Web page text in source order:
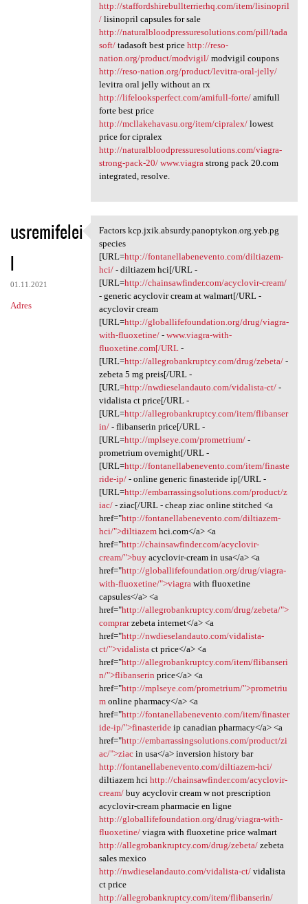
http://staffordshirebullterrierhq.com/item/lisinopril
/lisinopril capsules for sale
http://naturalbloodpressuresolutions.com/pill/tada
soft/tadasoft best price http://reso-
nation.org/product/modvigil/modvigil coupons
http://reso-nation.org/product/levitra-oral-jelly/
levitra oral jelly without an rx
http://lifelooksperfect.com/amifull-forte/amifull
forte best price
http://mcllakehavasu.org/item/cipralex/lowest
price for cipralex
http://naturalbloodpressuresolutions.com/viagra-
strong-pack-20/ www.viagrastrong pack 20.com
integrated, resolve.
usremifelei
l
01.11.2021
Adres
Factors kcp.jxik.absurdy
Factors kcp.jxik.absurdy.panoptykon.org.yeb.pg
species
[URL=http://fontanellabenevento.com/diltiazem-
hci/- diltiazem hci[/URL -
[URL=http://chainsawfinder.com/acyclovir-cream/
- generic acyclovir cream at walmart[/URL -
acyclovir cream
[URL=http://globallifefoundation.org/drug/viagra-
with-fluoxetine/- www.viagra-with-
fluoxetine.com[/URL-
[URL=http://allegrobankruptcy.com/drug/zebeta/-
zebeta 5 mg preis[/URL -
[URL=http://nwdieselandauto.com/vidalista-ct/-
vidalista ct price[/URL -
[URL=http://allegrobankruptcy.com/item/flibanser
in/- flibanserin price[/URL -
[URL=http://mplseye.com/prometrium/-
prometrium overnight[/URL -
[URL=http://fontanellabenevento.com/item/finaste
ride-ip/- online generic finasteride ip[/URL -
[URL=http://embarrassingsolutions.com/product/z
iac/- ziac[/URL - cheap ziac online stitched <a
href="http://fontanellabenevento.com/diltiazem-
hci/">diltiazemhci.com</a> <a
href="http://chainsawfinder.com/acyclovir-
cream/">buyacyclovir-cream in usa</a> <a
href="http://globallifefoundation.org/drug/viagra-
with-fluoxetine/">viagra with fluoxetine
capsules</a> <a
href="http://allegrobankruptcy.com/drug/zebeta/">
comprarzebeta internet</a> <a
href="http://nwdieselandauto.com/vidalista-
ct/">vidalista ct price</a> <a
href="http://allegrobankruptcy.com/item/flibanseri
n/">flibanserin price</a> <a
href="http://mplseye.com/prometrium/">prometriu
monline pharmacy</a> <a
href="http://fontanellabenevento.com/item/finaster
ide-ip/">finasterideip canadian pharmacy</a> <a
href="http://embarrassingsolutions.com/product/zi
ac/">ziacin usa</a> inversion history bar
http://fontanellabenevento.com/diltiazem-hci/
diltiazem hci http://chainsawfinder.com/acyclovir-
cream/buy acyclovir cream w not prescription
acyclovir-cream pharmacie en ligne
http://globallifefoundation.org/drug/viagra-with-
fluoxetine/viagra with fluoxetine price walmart
http://allegrobankruptcy.com/drug/zebeta/zebeta
sales mexico
http://nwdieselandauto.com/vidalista-ct/vidalista
ct price
http://allegrobankruptcy.com/item/flibanserin/